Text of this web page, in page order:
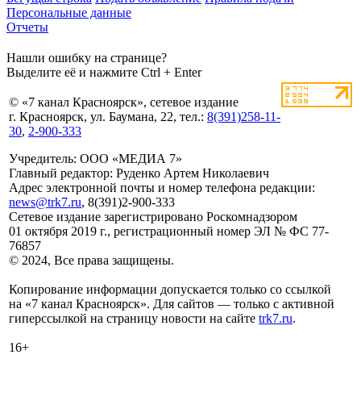
Персональные данные
Отчеты
Нашли ошибку на странице?
Выделите её и нажмите Ctrl + Enter
© «7 канал Красноярск», сетевое издание
г. Красноярск, ул. Баумана, 22, тел.: 8(391)258-11-
30, 2-900-333
Учредитель: ООО «МЕДИА 7»
Главный редактор: Руденко Артем Николаевич
Адрес электронной почты и номер телефона редакции:
news@trk7.ru, 8(391)2-900-333
Сетевое издание зарегистрировано Роскомнадзором
01 октября 2019 г., регистрационный номер ЭЛ № ФС 77-
76857
© 2024, Все права защищены.
Копирование информации допускается только со ссылкой
на «7 канал Красноярск». Для сайтов — только с активной
гиперссылкой на страницу новости на сайте trk7.ru.
16+